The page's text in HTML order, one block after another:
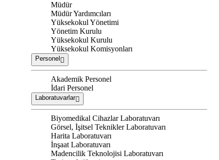
Müdür
Müdür Yardımcıları
Yüksekokul Yönetimi
Yönetim Kurulu
Yüksekokul Kurulu
Yüksekokul Komisyonları
Personel
Akademik Personel
İdari Personel
Laboratuvarlar
Biyomedikal Cihazlar Laboratuvarı
Görsel, İşitsel Teknikler Laboratuvarı
Harita Laboratuvarı
İnşaat Laboratuvarı
Madencilik Teknolojisi Laboratuvarı